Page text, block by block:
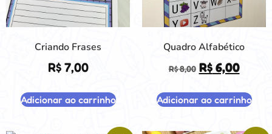
Criando Frases
R$7,00
Adicionar ao carrinho
Quadro Alfabético
R$8,00 R$6,00
Adicionar ao carrinho